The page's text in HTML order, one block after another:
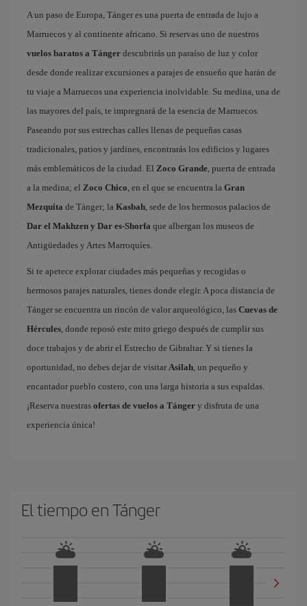
A un paso de Europa, Tánger es una puerta de entrada de lujo a
Marruecos y al continente africano. Si reservas uno de nuestros
vuelos baratos a Tánger descubrirás un paraíso de luz y color
desde donde realizar excursiones a parajes de ensueño que harán de
tu viaje a Marruecos una experiencia inolvidable. Su medina, una de
las mayores del país, te impregnará de la esencia de Marruecos.
Paseando por sus estrechas calles llenas de pequeñas casas
tradicionales, patios y jardines, encontrarás los edificios y lugares
más emblemáticos de la ciudad. El Zoco Grande, puerta de entrada
a la medina; el Zoco Chico, en el que se encuentra la Gran
Mezquita de Tánger; la Kasbah, sede de los hermosos palacios de
Dar el Makhzen y Dar es-Shorfa que albergan los museos de
Antigüedades y Artes Marroquíes.
Si te apetece explorar ciudades más pequeñas y recogidas o
hermosos parajes naturales, tienes donde elegir. A poca distancia de
Tánger se encuentra un rincón de valor arqueológico, las Cuevas de
Hércules, donde reposó este mito griego después de cumplir sus
doce trabajos y de abrir el Estrecho de Gibraltar. Y si tienes la
oportunidad, no debes dejar de visitar Asilah, un pequeño y
encantador pueblo costero, con una larga historia a sus espaldas.
¡Reserva nuestras ofertas de vuelos a Tánger y disfruta de una
experiencia única!
El tiempo en Tánger